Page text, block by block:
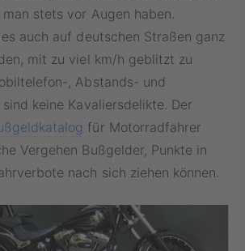
stets vor Augen haben.
auch auf deutschen Straßen ganz
mit zu viel km/h geblitzt zu
, Abstands- und
sind keine Kavaliersdelikte. Der
für Motorradfahrer
Vergehen Bußgelder, Punkte in
nach sich ziehen können.